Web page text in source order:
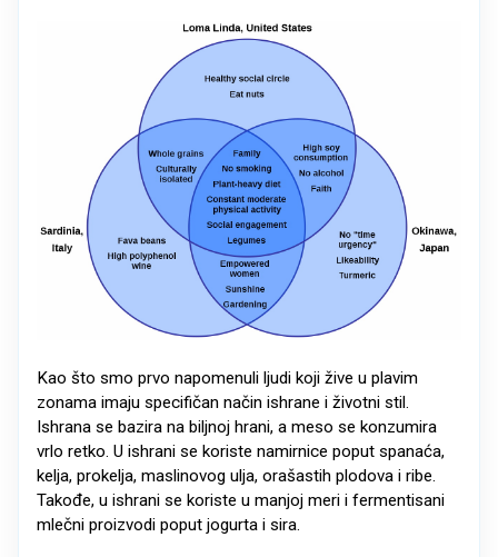
Kao što smo prvo napomenuli ljudi koji žive u plavim
zonama imaju specifičan način ishrane i životni stil.
Ishrana se bazira na biljnoj hrani, a meso se konzumira
vrlo retko. U ishrani se koriste namirnice poput spanaća,
kelja, prokelja, maslinovog ulja, orašastih plodova i ribe.
Takođe, u ishrani se koriste u manjoj meri i fermentisani
mlečni proizvodi poput jogurta i sira.